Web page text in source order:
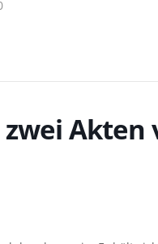
Akten